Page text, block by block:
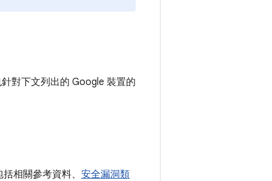
對下文列出的 Google 裝置的
相關參考資料、 安全漏洞類